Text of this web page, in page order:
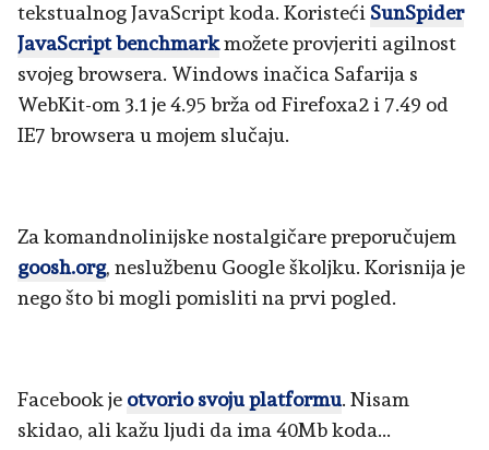
tekstualnog JavaScript koda. Koristeći SunSpider
JavaScript benchmarkmožete provjeriti agilnost
svojeg browsera. Windows inačica Safarija s
WebKit-om 3.1 je 4.95 brža od Firefoxa2 i 7.49 od
IE7 browsera u mojem slučaju.
Za komandnolinijske nostalgičare preporučujem
goosh.org, neslužbenu Google školjku. Korisnija je
nego što bi mogli pomisliti na prvi pogled.
Facebook je otvorio svoju platformu. Nisam
skidao, ali kažu ljudi da ima 40Mb koda...